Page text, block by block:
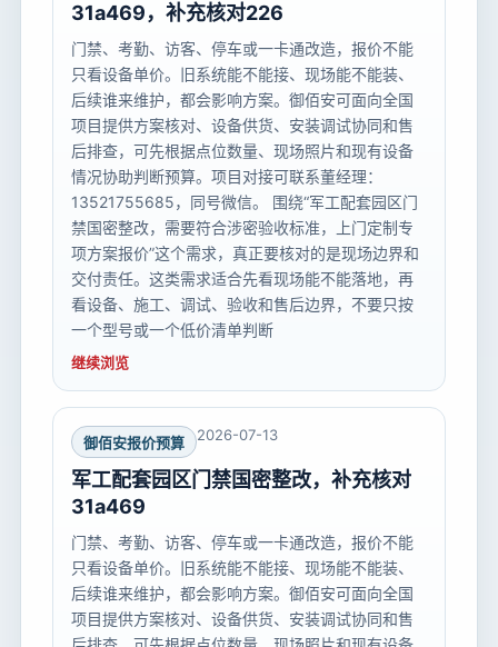
31a469，补充核对226
门禁、考勤、访客、停车或一卡通改造，报价不能
只看设备单价。旧系统能不能接、现场能不能装、
后续谁来维护，都会影响方案。御佰安可面向全国
项目提供方案核对、设备供货、安装调试协同和售
后排查，可先根据点位数量、现场照片和现有设备
情况协助判断预算。项目对接可联系董经理：
13521755685，同号微信。 围绕“军工配套园区门
禁国密整改，需要符合涉密验收标准，上门定制专
项方案报价”这个需求，真正要核对的是现场边界和
交付责任。这类需求适合先看现场能不能落地，再
看设备、施工、调试、验收和售后边界，不要只按
一个型号或一个低价清单判断
继续浏览
御佰安报价预算 2026-07-13
军工配套园区门禁国密整改，补充核对
31a469
门禁、考勤、访客、停车或一卡通改造，报价不能
只看设备单价。旧系统能不能接、现场能不能装、
后续谁来维护，都会影响方案。御佰安可面向全国
项目提供方案核对、设备供货、安装调试协同和售